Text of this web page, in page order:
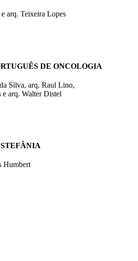
arq. Teixeira Lopes
DE ONCOLOGIA
Silva, arq. Raul Lino,
e arq. Walter Distel
Humbert